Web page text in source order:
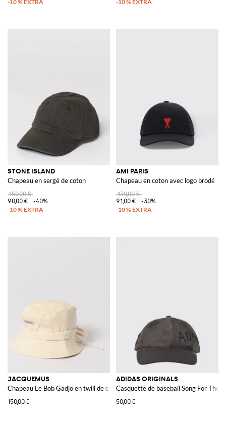
STONE ISLAND
Chapeau en sergé de coton
150,00 €
90,00 €
-40%
AMI PARIS
Chapeau en coton avec logo brodé
130,00 €
91,00 €
-30%
JACQUEMUS
Chapeau Le Bob Gadjo en twill de coton
150,00 €
ADIDAS ORIGINALS
Casquette de baseball Song For The
50,00 €